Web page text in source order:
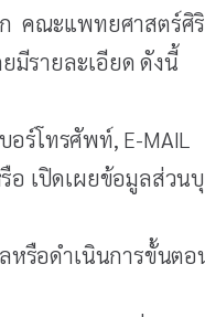
คณะแพทยศาสตร์ศิ
มีรายละเอียด ดังนี้
ร์โทรศัพท์, E-MAIL
อ เปิดเผยข้อมูลส่ว
หรือดำเนินการขั้นตอ